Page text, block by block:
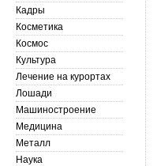
Кадры
Косметика
Космос
Культура
Лечение на курортах
Лошади
Машиностроение
Медицина
Металл
Наука